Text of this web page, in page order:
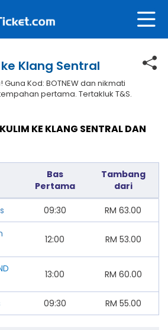
Klang Sentral
Guna Kod: BOTNEW dan nikmati
pertama. Tertakluk T&S.
KE KLANG SENTRAL DAN
Bas
Pertama
Tambang
dari
09:30 RM 63.00
12:00 RM 53.00
13:00 RM 60.00
09:30 RM 55.00